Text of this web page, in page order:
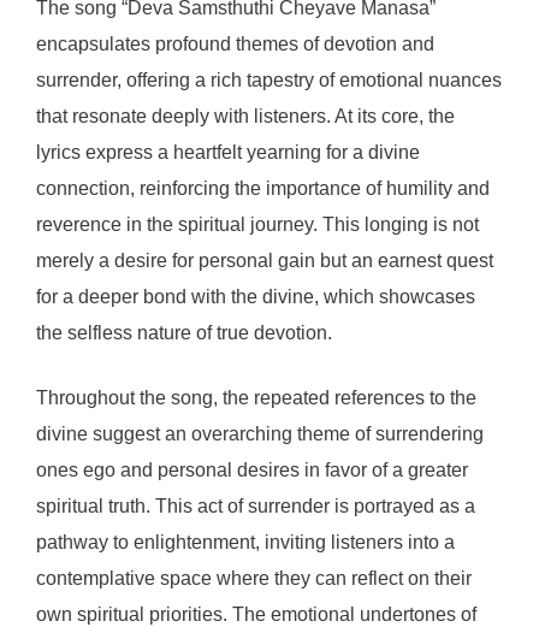
The song “Deva Samsthuthi Cheyave Manasa”
encapsulates profound themes of devotion and
surrender, offering a rich tapestry of emotional nuances
that resonate deeply with listeners. At its core, the
lyrics express a heartfelt yearning for a divine
connection, reinforcing the importance of humility and
reverence in the spiritual journey. This longing is not
merely a desire for personal gain but an earnest quest
for a deeper bond with the divine, which showcases
the selfless nature of true devotion.
Throughout the song, the repeated references to the
divine suggest an overarching theme of surrendering
ones ego and personal desires in favor of a greater
spiritual truth. This act of surrender is portrayed as a
pathway to enlightenment, inviting listeners into a
contemplative space where they can reflect on their
own spiritual priorities. The emotional undertones of